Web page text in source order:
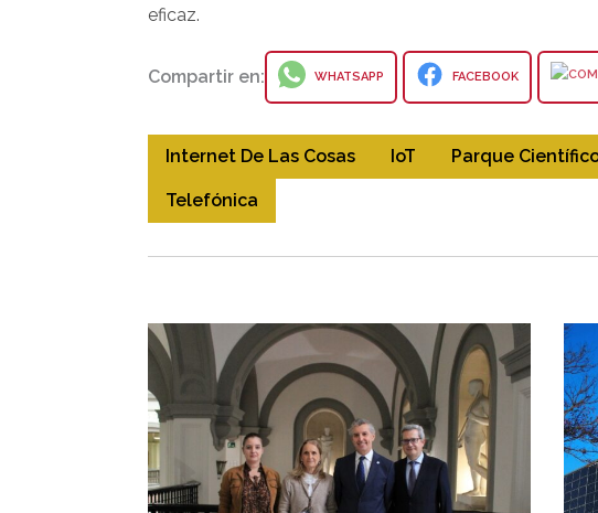
eficaz.
Compartir en: WHATSAPP FACEBOOK
Internet De Las Cosas IoT Parque
Telefónica